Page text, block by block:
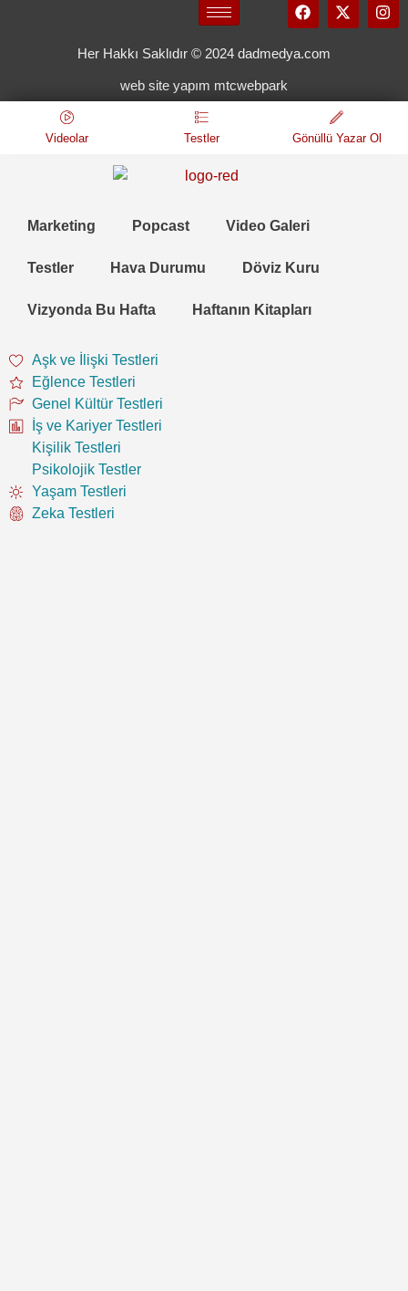
Her Hakkı Saklıdır © 2024 dadmedya.com
web site yapım mtcwebpark
Videolar Testler Gönüllü Yazar Ol
Marketing Popcast Video Galeri
Testler Hava Durumu Döviz Kuru
Vizyonda Bu Hafta Haftanın Kitapları
Aşk ve İlişki Testleri
Eğlence Testleri
Genel Kültür Testleri
İş ve Kariyer Testleri
Kişilik Testleri
Psikolojik Testler
Yaşam Testleri
Zeka Testleri